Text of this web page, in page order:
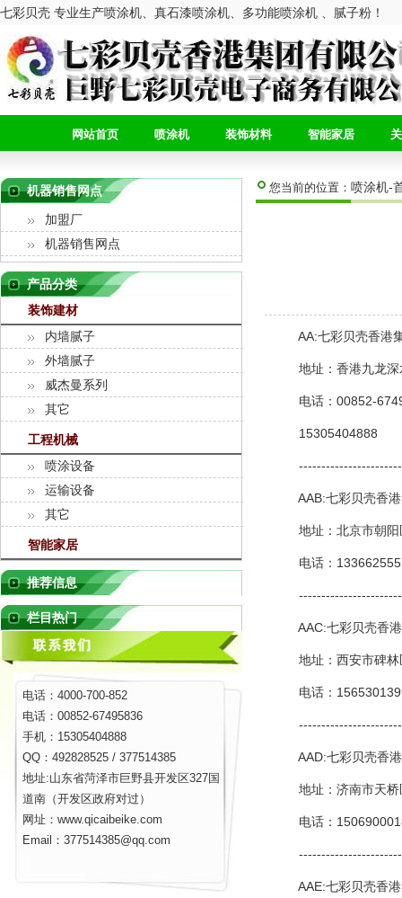
七彩贝壳 专业生产喷涂机、真石漆喷涂机、多功能喷涂机 、腻子粉！
网站首页 喷涂机 装饰材料 智能家居
机器销售网点
加盟厂
机器销售网点
产品分类
装饰建材
内墙腻子
外墙腻子
威杰曼系列
其它
工程机械
喷涂设备
运输设备
其它
智能家居
推荐信息
栏目热门
电话：4000-700-852
电话：00852-67495836
手机：15305404888
QQ：492828525 / 377514385
地址:山东省菏泽市巨野县开发区327国
道南（开发区政府对过）
网址：www.qicaibeike.com
Email：377514385@qq.com
您当前的位置： 喷涂机-
AA:七彩贝壳香港
地址：香港九龙深
电话：00852-
15305404888
AAB:七彩贝壳香港
地址：北京市朝阳
电话：
AAC:七彩贝壳香港
地址：西安市碑林
电话：
AAD:七彩贝壳香港
地址：济南市天桥
电话：
AAE:七彩贝壳香港